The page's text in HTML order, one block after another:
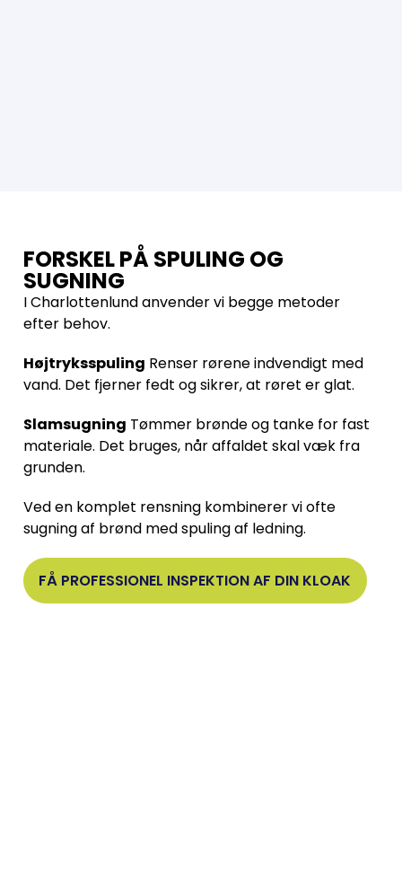
FORSKEL PÅ SPULING OG
SUGNING
I Charlottenlund anvender vi begge metoder
efter behov.
Højtryksspuling Renser rørene indvendigt med
vand. Det fjerner fedt og sikrer, at røret er glat.
Slamsugning Tømmer brønde og tanke for fast
materiale. Det bruges, når affaldet skal væk fra
grunden.
Ved en komplet rensning kombinerer vi ofte
sugning af brønd med spuling af ledning.
FÅ PROFESSIONEL INSPEKTION AF DIN KLOAK